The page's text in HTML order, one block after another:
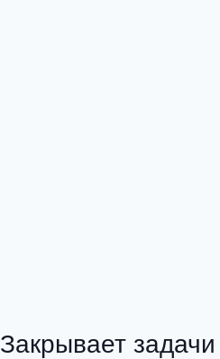
Закрывает задачи